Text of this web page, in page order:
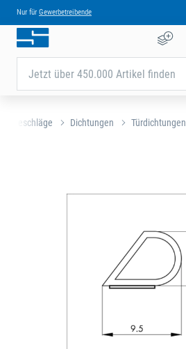
Nur für Gewerbetreibende
Jetzt über 450.000 Artikel finden
Dichtungen Türdichtungen